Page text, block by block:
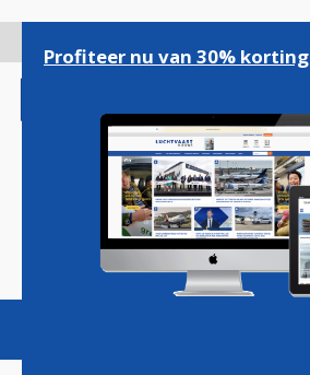
gaan
Magazine Podcasts
Profiteer nu van 30% korting